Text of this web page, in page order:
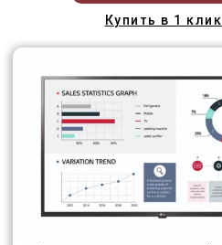
Купить в 1 клик